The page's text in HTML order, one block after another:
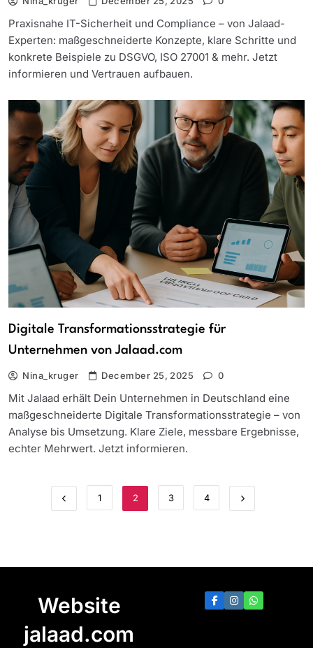
Praxisnahe IT-Sicherheit und Compliance – von Jalaad-
Experten: maßgeschneiderte Konzepte, klare Schritte und
konkrete Beispiele zu DSGVO, ISO 27001 & mehr. Jetzt
informieren und Vertrauen aufbauen.
Digitale Transformationsstrategie für
Unternehmen von Jalaad.com
Nina_kruger December 25, 2025 0
Mit Jalaad erhält Dein Unternehmen in Deutschland eine
maßgeschneiderte Digitale Transformationsstrategie – von
Analyse bis Umsetzung. Klare Ziele, messbare Ergebnisse,
echter Mehrwert. Jetzt informieren.
1 2 3 4
Website
jalaad.com